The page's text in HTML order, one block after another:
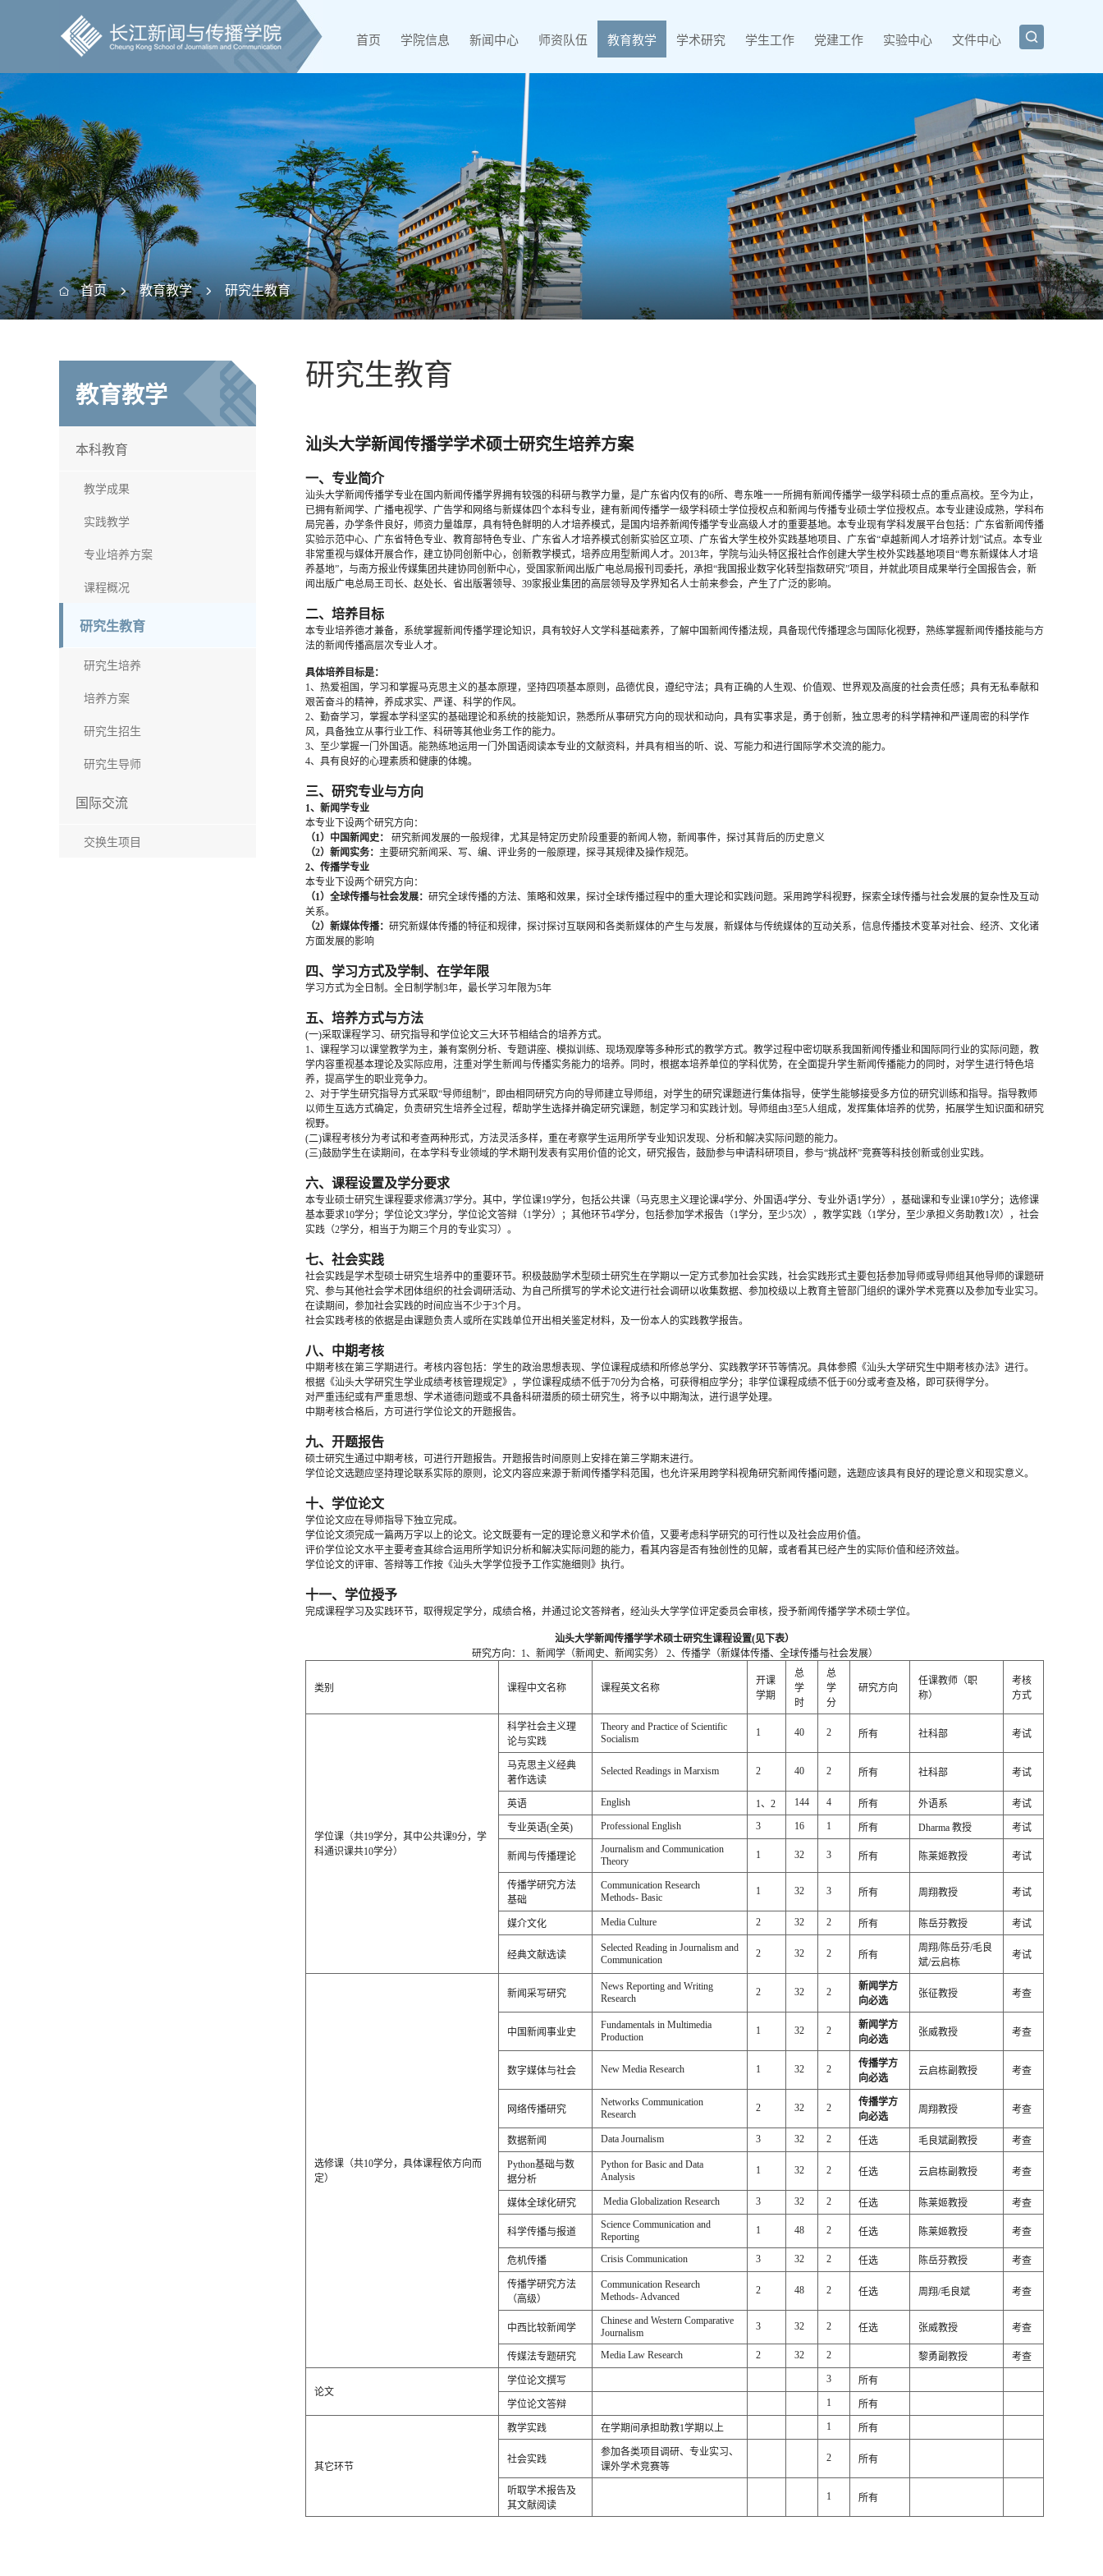
首页 学院信息 新闻中心 师资队伍 教育教学 学术研究 学生工作 党建工作 实验中心 文件中心 
 首页  教育教学  研究生教育
教育教学
本科教育
教学成果
实践教学
专业培养方案
课程概况
研究生教育
研究生培养
培养方案
研究生招生
研究生导师
国际交流
交换生项目
研究生教育
汕头大学新闻传播学学术硕士研究生培养方案
一、专业简介
汕头大学新闻传播学专业在国内新闻传播学界拥有较强的科研与教学力量，是广东省内仅有的6所、粤东唯一一所拥有新闻传播学一级学科硕士点的重点高校。至今为止，
已拥有新闻学、广播电视学、广告学和网络与新媒体四个本科专业，建有新闻传播学一级学科硕士学位授权点和新闻与传播专业硕士学位授权点。本专业建设成熟，学科布
局完善，办学条件良好，师资力量雄厚，具有特色鲜明的人才培养模式，是国内培养新闻传播学专业高级人才的重要基地。本专业现有学科发展平台包括：广东省新闻传播
实验示范中心、广东省特色专业、教育部特色专业、广东省人才培养模式创新实验区立项、广东省大学生校外实践基地项目、广东省“卓越新闻人才培养计划”试点。本专业
非常重视与媒体开展合作，建立协同创新中心，创新教学模式，培养应用型新闻人才。2013年，学院与汕头特区报社合作创建大学生校外实践基地项目“粤东新媒体人才培
养基地”，与南方报业传媒集团共建协同创新中心，受国家新闻出版广电总局报刊司委托，承担“我国报业数字化转型指数研究”项目，并就此项目成果举行全国报告会，新
闻出版广电总局王司长、赵处长、省出版署领导、39家报业集团的高层领导及学界知名人士前来参会，产生了广泛的影响。
二、培养目标
本专业培养德才兼备，系统掌握新闻传播学理论知识，具有较好人文学科基础素养，了解中国新闻传播法规，具备现代传播理念与国际化视野，熟练掌握新闻传播技能与方
法的新闻传播高层次专业人才。
具体培养目标是：
1、热爱祖国，学习和掌握马克思主义的基本原理，坚持四项基本原则，品德优良，遵纪守法；具有正确的人生观、价值观、世界观及高度的社会责任感；具有无私奉献和
艰苦奋斗的精神，养成求实、严谨、科学的作风。
2、勤奋学习，掌握本学科坚实的基础理论和系统的技能知识，熟悉所从事研究方向的现状和动向，具有实事求是，勇于创新，独立思考的科学精神和严谨周密的科学作
风，具备独立从事行业工作、科研等其他业务工作的能力。
3、至少掌握一门外国语。能熟练地运用一门外国语阅读本专业的文献资料，并具有相当的听、说、写能力和进行国际学术交流的能力。
4、具有良好的心理素质和健康的体魄。
三、研究专业与方向
1、新闻学专业
本专业下设两个研究方向：
（1）中国新闻史：
研究新闻发展的一般规律，尤其是特定历史阶段重要的新闻人物，新闻事件，探讨其背后的历史意义
（2）新闻实务： 主要研究新闻采、写、编、评业务的一般原理，探寻其规律及操作规范。
2、传播学专业
本专业下设两个研究方向：
（1）全球传播与社会发展： 研究全球传播的方法、策略和效果，探讨全球传播过程中的重大理论和实践问题。采用跨学科视野，探索全球传播与社会发展的复杂性及互动
关系。
（2）新媒体传播： 研究新媒体传播的特征和规律，探讨探讨互联网和各类新媒体的产生与发展，新媒体与传统媒体的互动关系，信息传播技术变革对社会、经济、文化诸
方面发展的影响
四、学习方式及学制、在学年限
学习方式为全日制。全日制学制3年，最长学习年限为5年
五、培养方式与方法
(一)采取课程学习、研究指导和学位论文三大环节相结合的培养方式。
1、课程学习以课堂教学为主，兼有案例分析、专题讲座、模拟训练、现场观摩等多种形式的教学方式。教学过程中密切联系我国新闻传播业和国际同行业的实际问题，教
学内容重视基本理论及实际应用，注重对学生新闻与传播实务能力的培养。同时，根据本培养单位的学科优势，在全面提升学生新闻传播能力的同时，对学生进行特色培
养，提高学生的职业竞争力。
2、对于学生研究指导方式采取“导师组制”，即由相同研究方向的导师建立导师组，对学生的研究课题进行集体指导，使学生能够接受多方位的研究训练和指导。指导教师
以师生互选方式确定，负责研究生培养全过程，帮助学生选择并确定研究课题，制定学习和实践计划。导师组由3至5人组成，发挥集体培养的优势，拓展学生知识面和研究
视野。
(二)课程考核分为考试和考查两种形式，方法灵活多样，重在考察学生运用所学专业知识发现、分析和解决实际问题的能力。
(三)鼓励学生在读期间，在本学科专业领域的学术期刊发表有实用价值的论文，研究报告，鼓励参与申请科研项目，参与“挑战杯”竞赛等科技创新或创业实践。
六、课程设置及学分要求
本专业硕士研究生课程要求修满37学分。其中，学位课19学分，包括公共课（马克思主义理论课4学分、外国语4学分、专业外语1学分），基础课和专业课10学分；选修课
基本要求10学分；学位论文3学分，学位论文答辩（1学分）；其他环节4学分，包括参加学术报告（1学分，至少5次），教学实践（1学分，至少承担义务助教1次），社会
实践（2学分，相当于为期三个月的专业实习）。
七、社会实践
社会实践是学术型硕士研究生培养中的重要环节。积极鼓励学术型硕士研究生在学期以一定方式参加社会实践，社会实践形式主要包括参加导师或导师组其他导师的课题研
究、参与其他社会学术团体组织的社会调研活动、为自己所撰写的学术论文进行社会调研以收集数据、参加校级以上教育主管部门组织的课外学术竞赛以及参加专业实习。
在读期间，参加社会实践的时间应当不少于3个月。
社会实践考核的依据是由课题负责人或所在实践单位开出相关鉴定材料，及一份本人的实践教学报告。
八、中期考核
中期考核在第三学期进行。考核内容包括：学生的政治思想表现、学位课程成绩和所修总学分、实践教学环节等情况。具体参照《汕头大学研究生中期考核办法》进行。
根据《汕头大学研究生学业成绩考核管理规定》，学位课程成绩不低于70分为合格，可获得相应学分；非学位课程成绩不低于60分或考查及格，即可获得学分。
对严重违纪或有严重思想、学术道德问题或不具备科研潜质的硕士研究生，将予以中期淘汰，进行退学处理。
中期考核合格后，方可进行学位论文的开题报告。
九、开题报告
硕士研究生通过中期考核，可进行开题报告。开题报告时间原则上安排在第三学期末进行。
学位论文选题应坚持理论联系实际的原则，论文内容应来源于新闻传播学科范围，也允许采用跨学科视角研究新闻传播问题，选题应该具有良好的理论意义和现实意义。
十、学位论文
学位论文应在导师指导下独立完成。
学位论文须完成一篇两万字以上的论文。论文既要有一定的理论意义和学术价值，又要考虑科学研究的可行性以及社会应用价值。
评价学位论文水平主要考查其综合运用所学知识分析和解决实际问题的能力，看其内容是否有独创性的见解，或者看其已经产生的实际价值和经济效益。
学位论文的评审、答辩等工作按《汕头大学学位授予工作实施细则》执行。
十一、学位授予
完成课程学习及实践环节，取得规定学分，成绩合格，并通过论文答辩者，经汕头大学学位评定委员会审核，授予新闻传播学学术硕士学位。
汕头大学新闻传播学学术硕士研究生课程设置(见下表）
研究方向：1、新闻学（新闻史、新闻实务） 2、传播学（新媒体传播、全球传播与社会发展）
类别 课程中文名称 课程英文名称
开课
学期
总
学
时
总
学
分
研究方向
任课教师（职
称）
考核
方式
学位课（共19学分，其中公共课9分，学
科通识课共10学分）
科学社会主义理
论与实践
Theory and Practice of Scientific
Socialism
1 40 2 所有 社科部 考试
马克思主义经典
著作选读
Selected Readings in Marxism 2 40 2 所有 社科部 考试
英语 English 1、2 144 4 所有 外语系 考试
专业英语(全英) Professional English 3 16 1 所有 Dharma 教授 考试
新闻与传播理论
Journalism and Communication
Theory
1 32 3 所有 陈莱姬教授 考试
传播学研究方法
基础
Communication Research
Methods- Basic
1 32 3 所有 周翔教授 考试
媒介文化 Media Culture 2 32 2 所有 陈岳芬教授 考试
经典文献选读
Selected Reading in Journalism and
Communication
2 32 2 所有
周翔/陈岳芬/毛良
斌/云启栋
考试
选修课（共10学分，具体课程依方向而
定）
新闻采写研究
News Reporting and Writing
Research
2 32 2
新闻学方
向必选
张征教授 考查
中国新闻事业史
Fundamentals in Multimedia
Production
1 32 2
新闻学方
向必选
张威教授 考查
数字媒体与社会 New Media Research 1 32 2
传播学方
向必选
云启栋副教授 考查
网络传播研究
Networks Communication
Research
2 32 2
传播学方
向必选
周翔教授 考查
数据新闻 Data Journalism 3 32 2 任选 毛良斌副教授 考查
Python基础与数
据分析
Python for Basic and Data
Analysis
1 32 2 任选 云启栋副教授 考查
媒体全球化研究 Media Globalization Research 3 32 2 任选 陈莱姬教授 考查
科学传播与报道
Science Communication and
Reporting
1 48 2 任选 陈莱姬教授 考查
危机传播 Crisis Communication 3 32 2 任选 陈岳芬教授 考查
传播学研究方法
（高级）
Communication Research
Methods- Advanced
2 48 2 任选 周翔/毛良斌 考查
中西比较新闻学
Chinese and Western Comparative
Journalism
3 32 2 任选 张威教授 考查
传媒法专题研究 Media Law Research 2 32 2 黎勇副教授 考查
论文
学位论文撰写 3 所有
学位论文答辩 1 所有
其它环节
教学实践 在学期间承担助教1学期以上 1 所有
社会实践
参加各类项目调研、专业实习、
课外学术竞赛等
2 所有
听取学术报告及
其文献阅读
1 所有